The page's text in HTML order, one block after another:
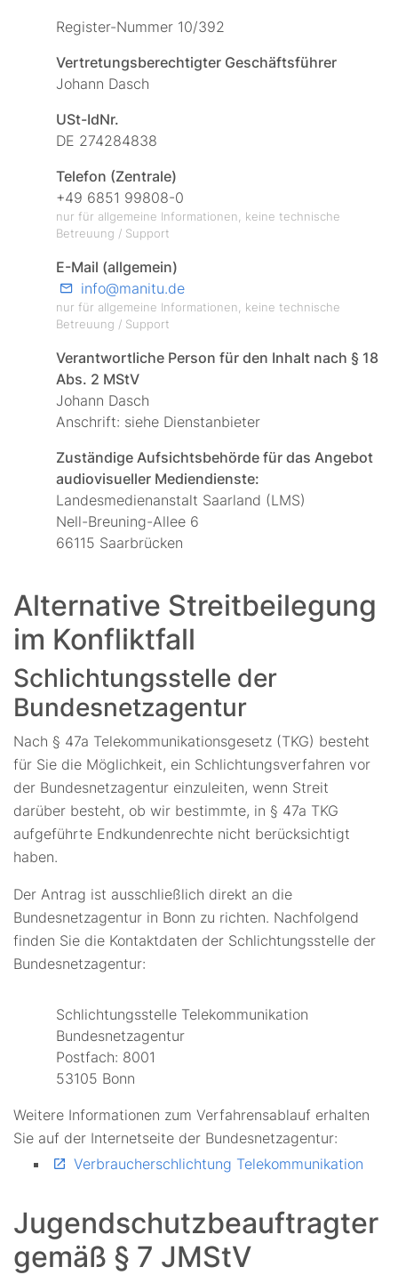
Register-Nummer 10/392
Vertretungsberechtigter Geschäftsführer
Johann Dasch
USt-IdNr.
DE 274284838
Telefon (Zentrale)
+49 6851 99808-0
nur für allgemeine Informationen, keine technische
Betreuung / Support
E-Mail (allgemein)
info@manitu.de
nur für allgemeine Informationen, keine technische
Betreuung / Support
Verantwortliche Person für den Inhalt nach § 18
Abs. 2 MStV
Johann Dasch
Anschrift: siehe Dienstanbieter
Zuständige Aufsichtsbehörde für das Angebot
audiovisueller Mediendienste:
Landesmedienanstalt Saarland (LMS)
Nell-Breuning-Allee 6
66115 Saarbrücken
Alternative Streitbeilegung
im Konfliktfall
Schlichtungsstelle der
Bundesnetzagentur
Nach § 47a Telekommunikationsgesetz (TKG) besteht
für Sie die Möglichkeit, ein Schlichtungsverfahren vor
der Bundesnetzagentur einzuleiten, wenn Streit
darüber besteht, ob wir bestimmte, in § 47a TKG
aufgeführte Endkundenrechte nicht berücksichtigt
haben.
Der Antrag ist ausschließlich direkt an die
Bundesnetzagentur in Bonn zu richten. Nachfolgend
finden Sie die Kontaktdaten der Schlichtungsstelle der
Bundesnetzagentur:
Schlichtungsstelle Telekommunikation
Bundesnetzagentur
Postfach: 8001
53105 Bonn
Weitere Informationen zum Verfahrensablauf erhalten
Sie auf der Internetseite der Bundesnetzagentur:
Ver­brau­cher­schlich­tung Te­le­kom­mu­ni­ka­ti­on
Jugendschutzbeauftragter
gemäß § 7 JMStV